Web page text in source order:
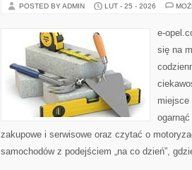
POSTED BY ADMIN LUT - 25 - 2026
e-
się na
miejsce
zakupowe i serwisowe oraz czytać o
samochodów z podejściem „na co dzień”,